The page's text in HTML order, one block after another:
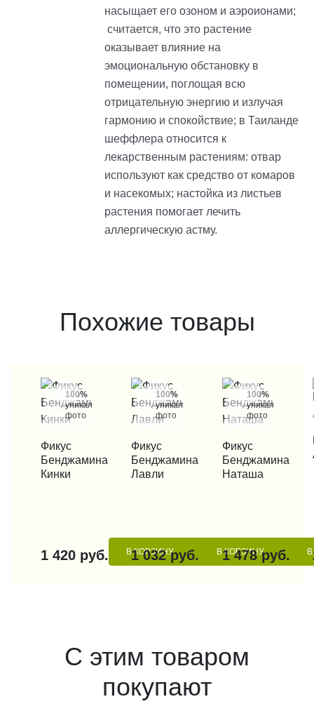
насыщает его озоном и аэроионами;
считается, что это растение
оказывает влияние на
эмоциональную обстановку в
помещении, поглощая всю
отрицательную энергию и излучая
гармонию и спокойствие; в Таиланде
шеффлера относится к
лекарственным растениям: отвар
используют как средство от комаров
и насекомых; настойка из листьев
растения помогает лечить
аллергическую астму.
Похожие товары
100%
уникальные
фото
КУПИТЬ В 1 КЛИК
Фикус
Бенджамина
Кинки
1 420 руб. В КОРЗИНУ
100%
уникальные
фото
КУПИТЬ В 1 КЛИК
Фикус
Бенджамина
Лавли
1 032 руб. В КОРЗИНУ
100%
уникальные
фото
КУПИТЬ В 1 КЛИК
Фикус
Бенджамина
Наташа
1 478 руб.
С этим товаром
покупают